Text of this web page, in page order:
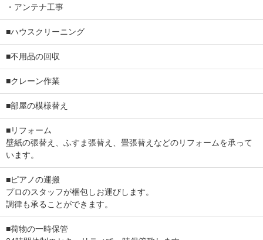
・アンテナ工事
■ハウスクリーニング
■不用品の回収
■クレーン作業
■部屋の模様替え
■リフォーム
壁紙の張替え、ふすま張替え、畳張替えなどのリフォームを承って
います。
■ピアノの運搬
プロのスタッフが梱包しお運びします。
調律も承ることができます。
■荷物の一時保管